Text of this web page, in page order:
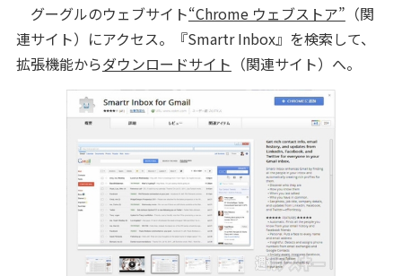
グーグルのウェブサイト“Chrome ウェブストア” （関
連サイト）にアクセス。『Smartr Inbox』を検索して、
拡張機能からダウンロードサイト （関連サイト）へ。